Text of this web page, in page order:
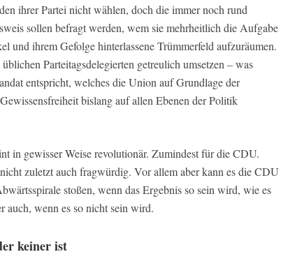
ihrer Partei nicht wählen, doch die immer noch rund
sollen befragt werden, wem sie mehrheitlich die Aufgabe
und ihrem Gefolge hinterlassene Trümmerfeld aufzuräumen.
Parteitagsdelegierten getreulich umsetzen – was
entspricht, welches die Union auf Grundlage der
bislang auf allen Ebenen der Politik
in gewisser Weise revolutionär. Zumindest für die CDU.
zuletzt auch fragwürdig. Vor allem aber kann es die CDU
stoßen, wenn das Ergebnis so sein wird, wie es
auch, wenn es so nicht sein wird.
keiner ist